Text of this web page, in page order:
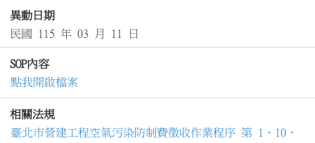
異動日期
民國 115 年 03 月 11 日
SOP內容
點我開啟檔案
相關法規
臺北市營建工程空氣污染防制費徵收作業程序 第 1、10、